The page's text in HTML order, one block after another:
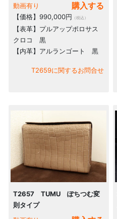
購入する
動画有り
【価格】990,000円 （税込）
【表革】プルアップポロサス
クロコ 黒
【内革】アルランゴート 黒
T2659に関するお問合せ
T2657 TUMU ぽちつむ変
則タイプ